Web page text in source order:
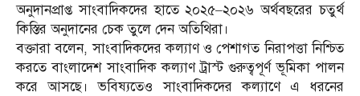
অনুদানপ্রাপ্ত সাংবাদিকদের হাতে ২০২৫–২০২৬ অর্থবছরের চতুর্থ
কিস্তির অনুদানের চেক তুলে দেন অতিথিরা।
বক্তারা বলেন, সাংবাদিকদের কল্যাণ ও পেশাগত নিরাপত্তা নিশ্চিত
করতে বাংলাদেশ সাংবাদিক কল্যাণ ট্রাস্ট গুরুত্বপূর্ণ ভূমিকা পালন
করে আসছে। ভবিষ্যতেও সাংবাদিকদের কল্যাণে এ ধরনের